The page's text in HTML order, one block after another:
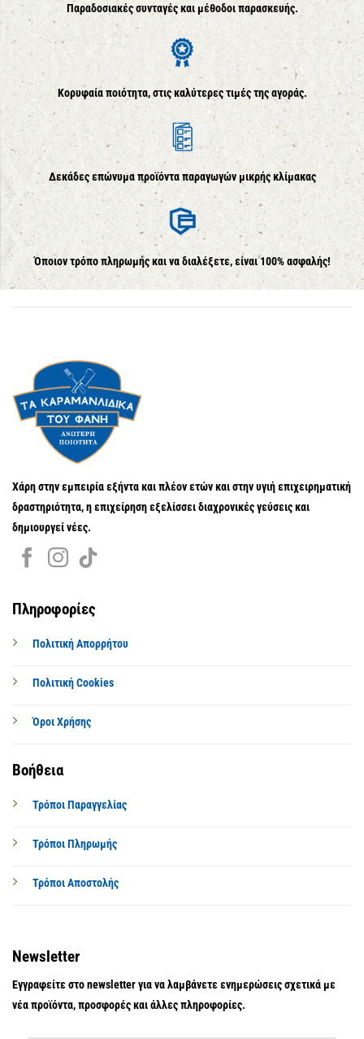
Παραδοσιακές συνταγές και μέθοδοι παρασκευής.
Κορυφαία ποιότητα, στις καλύτερες τιμές της αγοράς.
Δεκάδες επώνυμα προϊόντα παραγωγών μικρής κλίμακας
Όποιον τρόπο πληρωμής και να διαλέξετε, είναι 100% ασφαλής!
Χάρη στην εμπειρία εξήντα και πλέον ετών και στην υγιή επιχειρηματική
δραστηριότητα, η επιχείρηση εξελίσσει διαχρονικές γεύσεις και
δημιουργεί νέες.
Πληροφορίες
Πολιτική Απορρήτου
Πολιτική Cookies
Όροι Χρήσης
Βοήθεια
Τρόποι Παραγγελίας
Τρόποι Πληρωμής
Τρόποι Αποστολής
Newsletter
Εγγραφείτε στο newsletter για να λαμβάνετε ενημερώσεις σχετικά με
νέα προϊόντα, προσφορές και άλλες πληροφορίες.